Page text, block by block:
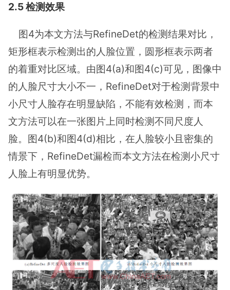
2.5 检测效果
图4为本文方法与RefineDet的检测结果对比，
矩形框表示检测出的人脸位置，圆形框表示两者
的着重对比区域。由图4(a)和图4(c)可见，图像中
的人脸尺寸大小不一，RefineDet对于检测背景中
小尺寸人脸存在明显缺陷，不能有效检测，而本
文方法可以在一张图片上同时检测不同尺度人
脸。图4(b)和图4(d)相比，在人脸较小且密集的
情景下，RefineDet漏检而本文方法在检测小尺寸
人脸上有明显优势。